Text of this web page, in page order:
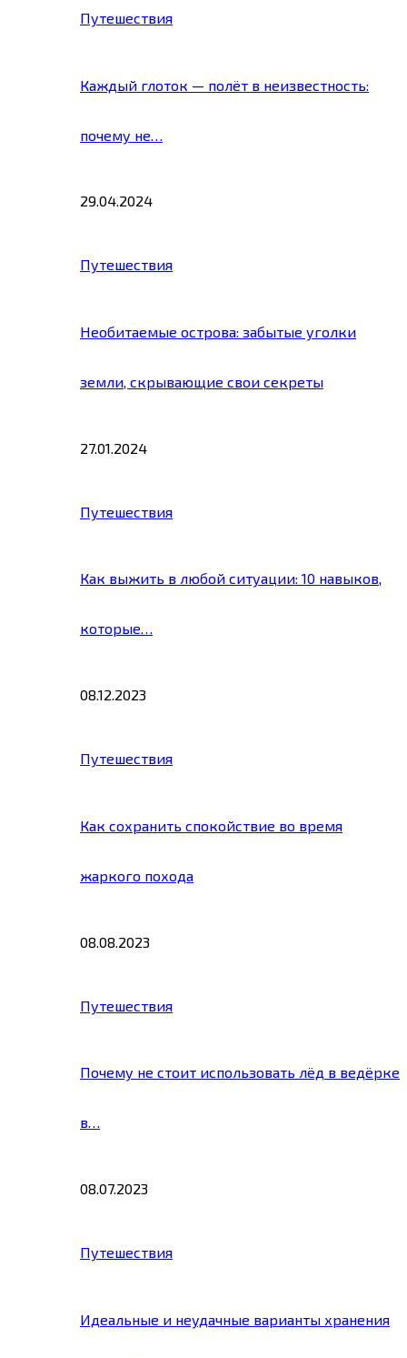
Путешествия
Каждый глоток — полёт в неизвестность:
почему не…
29.04.2024
Путешествия
Необитаемые острова: забытые уголки
земли, скрывающие свои секреты
27.01.2024
Путешествия
Как выжить в любой ситуации: 10 навыков,
которые…
08.12.2023
Путешествия
Как сохранить спокойствие во время
жаркого похода
08.08.2023
Путешествия
Почему не стоит использовать лёд в ведёрке
в…
08.07.2023
Путешествия
Идеальные и неудачные варианты хранения